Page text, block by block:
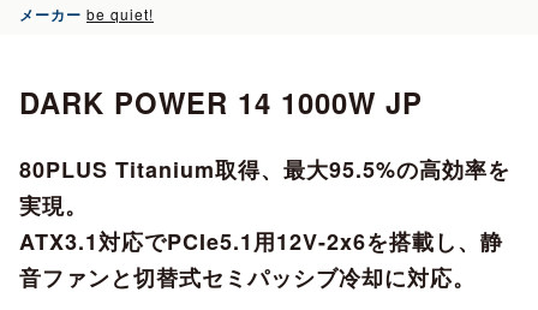
メーカー be quiet!
DARK POWER 14 1000W JP
80PLUS Titanium取得、最大95.5%の高効率を
実現。
ATX3.1対応でPCIe5.1用12V-2x6を搭載し、静
音ファンと切替式セミパッシブ冷却に対応。